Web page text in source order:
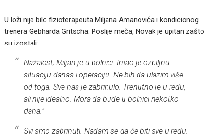
U loži nije bilo fizioterapeuta Miljana Amanovića i kondicionog
trenera Gebharda Gritscha. Poslije meča, Novak je upitan zašto
su izostali:
Nažalost, Miljan je u bolnici. Imao je ozbiljnu
situaciju danas i operaciju. Ne bih da ulazim više
od toga. Sve nas je zabrinulo. Trenutno je u redu,
ali nije idealno. Mora da bude u bolnici nekoliko
dana.”
Svi smo zabrinuti. Nadam se da će biti sve u redu.